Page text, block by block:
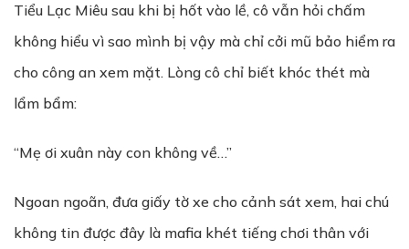
Tiểu Lạc Miêu sau khi bị hốt vào lề, cô vẫn hỏi chấm
không hiểu vì sao mình bị vậy mà chỉ cởi mũ bảo hiểm ra
cho công an xem mặt. Lòng cô chỉ biết khóc thét mà
lẩm bẩm:
“Mẹ ơi xuân này con không về…”
Ngoan ngoãn, đưa giấy tờ xe cho cảnh sát xem, hai chú
không tin được đây là mafia khét tiếng chơi thân với